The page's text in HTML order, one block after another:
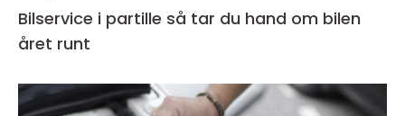
Bilservice i partille så tar du hand om bilen
året runt